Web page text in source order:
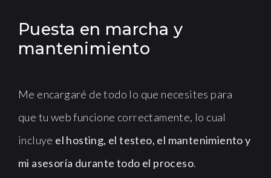
Puesta en marcha y
mantenimiento
Me encargaré de todo lo que necesites para
que tu web funcione correctamente, lo cual
incluye el hosting, el testeo, el mantenimiento y
mi asesoría durante todo el proceso.